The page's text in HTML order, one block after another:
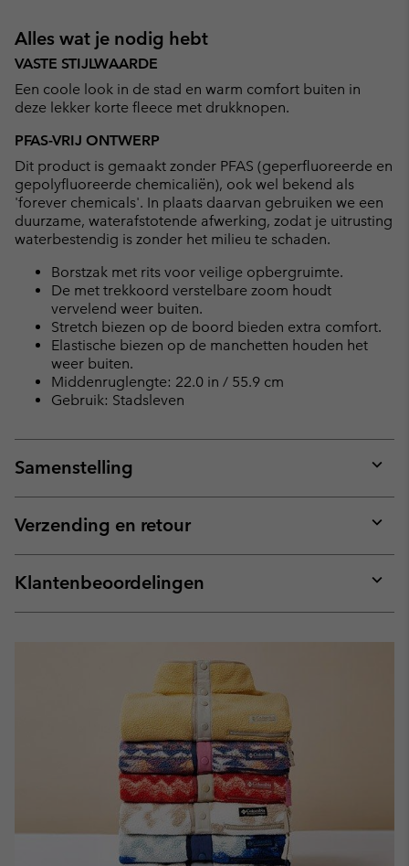
Alles wat je nodig hebt
VASTE STIJLWAARDE
Een coole look in de stad en warm comfort buiten in
deze lekker korte fleece met drukknopen.
PFAS-VRIJ ONTWERP
Dit product is gemaakt zonder PFAS (geperfluoreerde en
gepolyfluoreerde chemicaliën), ook wel bekend als
'forever chemicals'. In plaats daarvan gebruiken we een
duurzame, waterafstotende afwerking, zodat je uitrusting
waterbestendig is zonder het milieu te schaden.
Borstzak met rits voor veilige opbergruimte.
De met trekkoord verstelbare zoom houdt
vervelend weer buiten.
Stretch biezen op de boord bieden extra comfort.
Elastische biezen op de manchetten houden het
weer buiten.
Middenruglengte: 22.0 in / 55.9 cm
Gebruik: Stadsleven
Samenstelling
or
Verzending en retour
or
Klantenbeoordelingen
or